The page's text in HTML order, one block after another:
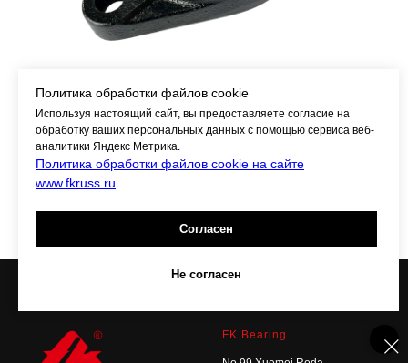
Политика обработки файлов cookie
Используя настоящий сайт, вы предоставляете согласие на
обработку ваших персональных данных с помощью сервиса веб-
аналитики Яндекс Метрика.
Политика обработки файлов cookie на сайте
www.fkruss.ru
Согласен
Не согласен
HCFLU209-28-L3
FK Bearing